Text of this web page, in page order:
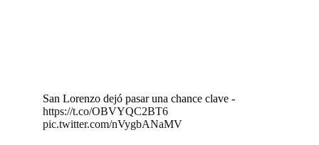
San Lorenzo dejó pasar una chance clave -
https://t.co/OBVYQC2BT6
pic.twitter.com/nVygbANaMV